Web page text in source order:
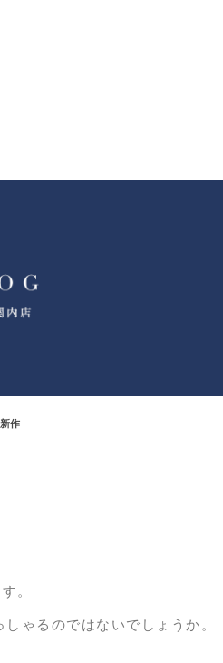
作
。
ゃるのではないでしょうか。